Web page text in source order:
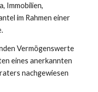
Immobilien,
im Rahmen einer
Vermögenswerte
eines anerkannten
nachgewiesen